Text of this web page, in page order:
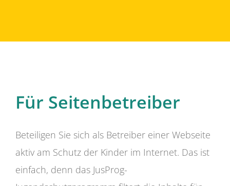
Für Seitenbetreiber
Beteiligen Sie sich als Betreiber einer Webseite
aktiv am Schutz der Kinder im Internet. Das ist
einfach, denn das JusProg-